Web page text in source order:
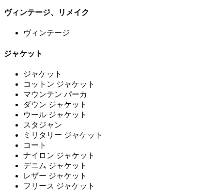
ヴィンテージ、リメイク
ヴィンテージ
ジャケット
ジャケット
コットン ジャケット
マウンテン パーカ
ダウン ジャケット
ウール ジャケット
スタジャン
ミリタリー ジャケット
コート
ナイロン ジャケット
デニム ジャケット
レザー ジャケット
フリース ジャケット